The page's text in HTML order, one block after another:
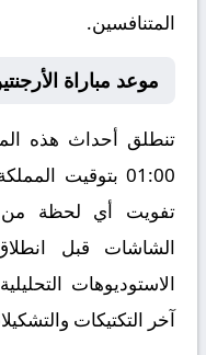
المتنافسين.
موعد مباراة
تنطلق أحداث هذه
01:00 بتوقيت
تفويت أي لحظة من
الشاشات قبل
الاستوديوهات
آخر التكتيكات